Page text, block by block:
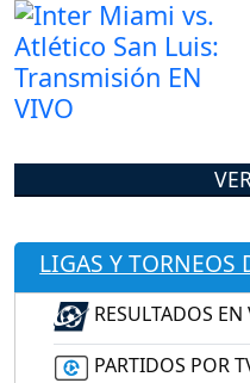
LIGAS Y TORNEOS
RESULTADOS EN
PARTIDOS POR